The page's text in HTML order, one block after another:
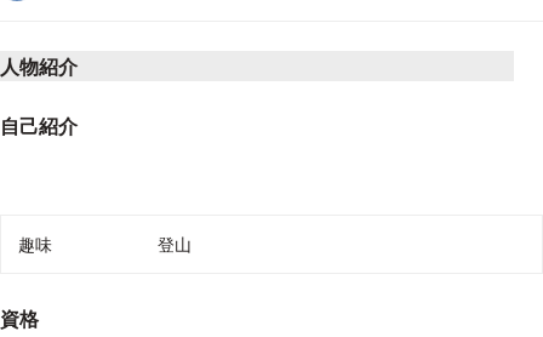
人物紹介
自己紹介
趣味や好きなこと、個人サイトのURL
趣味 登山
資格